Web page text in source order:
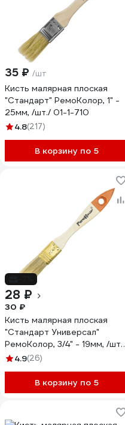
35 ₽ /шт
Кисть малярная плоская
"Стандарт" РемоКолор, 1" -
25мм, /шт./ 01-1-710
4.8(217)
В корзину по 5
28 ₽
30 ₽
Кисть малярная плоская
"Стандарт Универсал"
РемоКолор, 3/4" - 19мм, /шт./
01-1-034
4.9(26)
В корзину по 5